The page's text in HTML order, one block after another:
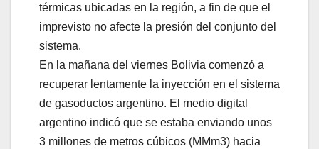
térmicas ubicadas en la región, a fin de que el
imprevisto no afecte la presión del conjunto del
sistema.
En la mañana del viernes Bolivia comenzó a
recuperar lentamente la inyección en el sistema
de gasoductos argentino. El medio digital
argentino indicó que se estaba enviando unos
3 millones de metros cúbicos (MMm3) hacia